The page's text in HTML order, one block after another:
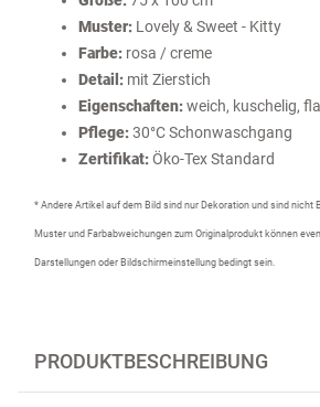
Muster: Lovely & Sweet - Kitty
Farbe: rosa / creme
Detail: mit Zierstich
Eigenschaften:weich, kuschelig,
Pflege:30°C Schonwaschgang
Zertifikat:Öko-Tex Standard
* Andere Artikel auf dem Bild sind nur Dekoration und sind nicht
Muster und Farbabweichungen zum Originalprodukt können
Darstellungen oder Bildschirmeinstellung bedingt sein.
PRODUKTBESCHREIBUNG